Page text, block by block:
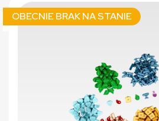
OBECNIE BRAK NA STANIE